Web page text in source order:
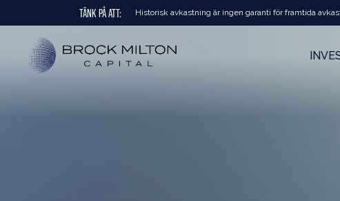
TÄNK PÅ ATT: Historisk avkastning är ingen garanti för framtida